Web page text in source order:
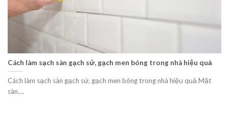
Cách làm sạch sàn gạch sứ, gạch men bóng trong nhà hiệu quả
Cách làm sạch sàn gạch sứ, gạch men bóng trong nhà hiệu quả Mặt
sàn....